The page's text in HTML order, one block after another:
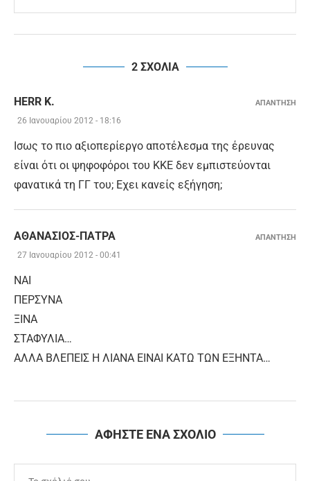
2 ΣΧΟΛΙΑ
HERR K.
26 Ιανουαρίου 2012 - 18:16
Ισως το πιο αξιοπερίεργο αποτέλεσμα της έρευνας
είναι ότι οι ψηφοφόροι του ΚΚΕ δεν εμπιστεύονται
φανατικά τη ΓΓ του; Εχει κανείς εξήγηση;
ΑΠΑΝΤΗΣΗ
ΑΘΑΝΆΣΙΟΣ-ΠΆΤΡΑ
27 Ιανουαρίου 2012 - 00:41
ΝΑΙ
ΠΕΡΣΥΝΑ
ΞΙΝΑ
ΣΤΑΦΥΛΙΑ…
ΑΛΛΑ ΒΛΕΠΕΙΣ Η ΛΙΑΝΑ ΕΙΝΑΙ ΚΑΤΩ ΤΩΝ ΕΞΗΝΤΑ…
ΑΠΑΝΤΗΣΗ
ΑΦΗΣΤΕ ΕΝΑ ΣΧΟΛΙΟ